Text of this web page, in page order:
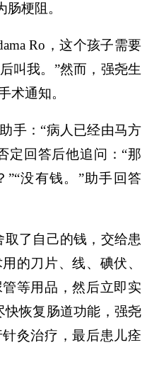
梗阻。
Ro，这个孩子需要
叫我。”然而，强尧生
术通知。
手：“病人已经由马方
定回答后他追问：“那
没有钱。”助手回答
取了自己的钱，交给患
的刀片、线、碘伏、
等用品，然后立即实
快恢复肠道功能，强尧
灸治疗，最后患儿痊